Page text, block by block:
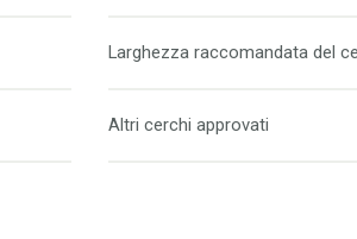
Larghezza raccomandata del
Altri cerchi approvati